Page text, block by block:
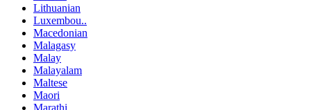
Lithuanian
Luxembou..
Macedonian
Malagasy
Malay
Malayalam
Maltese
Maori
Marathi